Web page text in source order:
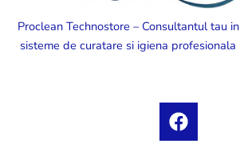
Proclean Technostore – Consultantul tau in
sisteme de curatare si igiena profesionala
F
a
c